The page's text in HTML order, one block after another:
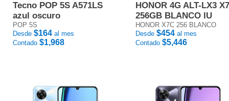
Tecno POP 5S A571LS
azul oscuro
POP 5S
Desde $164 al mes
Contado $1,968
HONOR 4G ALT-LX3
256GB BLANCO IU
HONOR X7C 256 BLANCO
Desde $454 al mes
Contado $5,446